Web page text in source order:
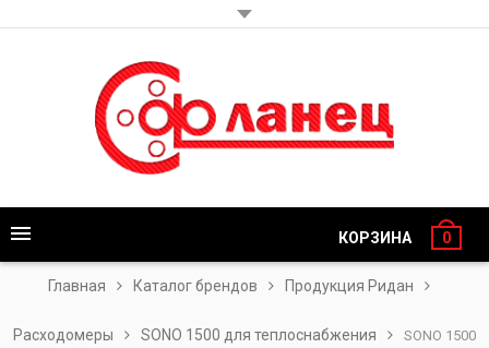
КОРЗИНА 0
Главная Каталог брендов Продукция Ридан
Расходомеры SONO 1500 для теплоснабжения SONO 1500